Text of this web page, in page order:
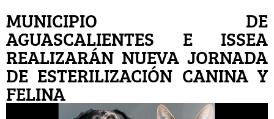
MUNICIPIO DE
AGUASCALIENTES E ISSEA
REALIZARÁN NUEVA JORNADA
DE ESTERILIZACIÓN CANINA Y
FELINA